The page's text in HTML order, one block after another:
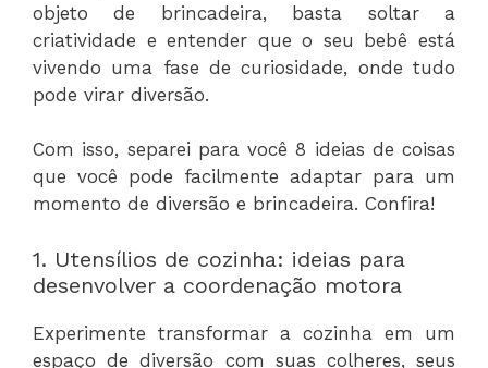
objeto de brincadeira, basta soltar a
criatividade e entender que o seu bebê está
vivendo uma fase de curiosidade, onde tudo
pode virar diversão.
Com isso, separei para você 8 ideias de coisas
que você pode facilmente adaptar para um
momento de diversão e brincadeira. Confira!
1. Utensílios de cozinha: ideias para
desenvolver a coordenação motora
Experimente transformar a cozinha em um
espaço de diversão com suas colheres, seus